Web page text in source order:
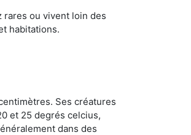
rares ou vivent loin des
habitations.
Ses créatures
et 25 degrés celcius,
dans des